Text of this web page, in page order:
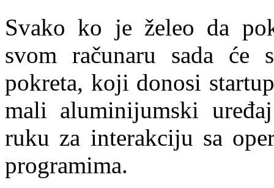
Svako ko je želeo da
svom računaru sada će
pokreta, koji donosi
mali aluminijumski
ruku za interakciju sa
programima.